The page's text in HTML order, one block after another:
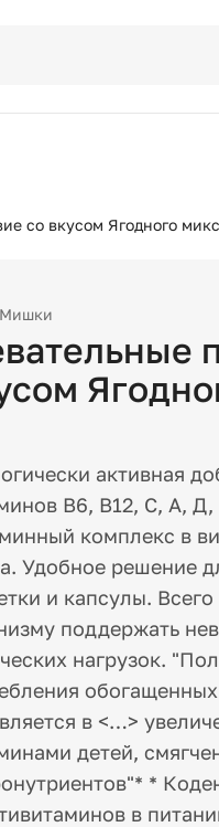
со вкусом Ягодного
активная
В6, В12, С, А,
комплекс в
Удобное решение
и капсулы.
поддержать
нагрузок.
в <…>
детей,
*
в